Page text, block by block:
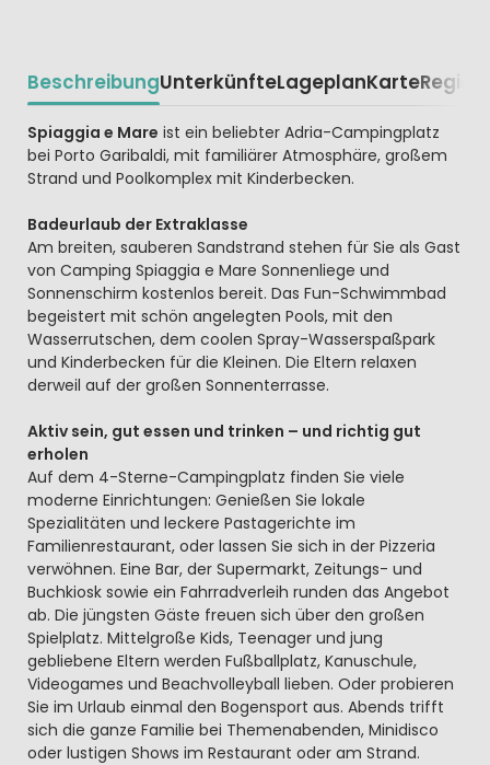
BeschreibungUnterkünfteLageplanKarteRegion
Beschrijving
Spiaggia e Mare ist ein beliebter Adria-Campingplatz
bei Porto Garibaldi, mit familiärer Atmosphäre, großem
Strand und Poolkomplex mit Kinderbecken.
Badeurlaub der Extraklasse
Am breiten, sauberen Sandstrand stehen für Sie als Gast
von Camping Spiaggia e Mare Sonnenliege und
Sonnenschirm kostenlos bereit. Das Fun-Schwimmbad
begeistert mit schön angelegten Pools, mit den
Wasserrutschen, dem coolen Spray-Wasserspaßpark
und Kinderbecken für die Kleinen. Die Eltern relaxen
derweil auf der großen Sonnenterrasse.
Aktiv sein, gut essen und trinken – und richtig gut
erholen
Auf dem 4-Sterne-Campingplatz finden Sie viele
moderne Einrichtungen: Genießen Sie lokale
Spezialitäten und leckere Pastagerichte im
Familienrestaurant, oder lassen Sie sich in der Pizzeria
verwöhnen. Eine Bar, der Supermarkt, Zeitungs- und
Buchkiosk sowie ein Fahrradverleih runden das Angebot
ab. Die jüngsten Gäste freuen sich über den großen
Spielplatz. Mittelgroße Kids, Teenager und jung
gebliebene Eltern werden Fußballplatz, Kanuschule,
Videogames und Beachvolleyball lieben. Oder probieren
Sie im Urlaub einmal den Bogensport aus. Abends trifft
sich die ganze Familie bei Themenabenden, Minidisco
oder lustigen Shows im Restaurant oder am Strand.